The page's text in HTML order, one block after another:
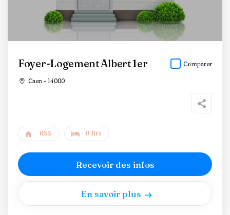
Foyer-Logement Albert 1er
Caen - 14000
Comparer
RSS 0 lits
Recevoir des infos
En savoir plus